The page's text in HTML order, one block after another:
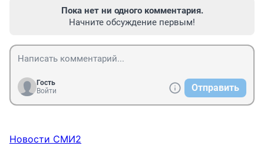
Пока нет ни одного комментария.
Начните обсуждение первым!
Гость
Войти
Отправить
Новости СМИ2